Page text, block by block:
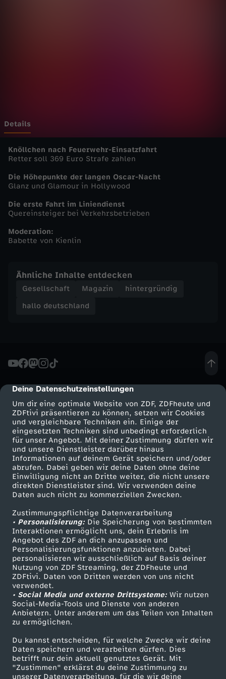
cmp-dialog-description
Deine Datenschutzeinstellungen
Um dir eine optimale Website von ZDF, ZDFheute und
ZDFtivi präsentieren zu können, setzen wir Cookies
und vergleichbare Techniken ein. Einige der
eingesetzten Techniken sind unbedingt erforderlich
für unser Angebot. Mit deiner Zustimmung dürfen wir
und unsere Dienstleister darüber hinaus
Informationen auf deinem Gerät speichern und/oder
abrufen. Dabei geben wir deine Daten ohne deine
Einwilligung nicht an Dritte weiter, die nicht unsere
direkten Dienstleister sind. Wir verwenden deine
Daten auch nicht zu kommerziellen Zwecken.
Zustimmungspflichtige Datenverarbeitung
• Personalisierung:Die Speicherung von bestimmten
Interaktionen ermöglicht uns, dein Erlebnis im
Angebot des ZDF an dich anzupassen und
Personalisierungsfunktionen anzubieten. Dabei
personalisieren wir ausschließlich auf Basis deiner
Nutzung von ZDF Streaming, der ZDFheute und
ZDFtivi. Daten von Dritten werden von uns nicht
verwendet.
• Social Media und externe Drittsysteme:Wir nutzen
Social-Media-Tools und Dienste von anderen
Anbietern. Unter anderem um das Teilen von Inhalten
zu ermöglichen.
Du kannst entscheiden, für welche Zwecke wir deine
Daten speichern und verarbeiten dürfen. Dies
betrifft nur dein aktuell genutztes Gerät. Mit
"Zustimmen" erklärst du deine Zustimmung zu
unserer Datenverarbeitung, für die wir deine
l
a
n
d
h
a
l
d
e
u
t
s
c
h
l
a
n
d
v
o
Details
Knöllchen nach Feuerwehr-Einsatzfahrt
Retter soll 369 Euro Strafe zahlen
Die Höhepunkte der langen Oscar-Nacht
Glanz und Glamour in Hollywood
Die erste Fahrt im Liniendienst
Quereinsteiger bei Verkehrsbetrieben
Moderation:
Babette von Kienlin
Ähnliche Inhalte entdecken
Gesellschaft Magazin
hintergründig
hallo deutschland
Mehr ZDF
ZDF-Apps
Smart TV
ZDFtext
Livestreams
Sendungen A-Z
TV-Programm
Service
ZDFmitreden
Kontakt zum ZDF
Tickets
Zuschauerservice
Hilfe
ZDF Unternehmen
Karriere
ZDF goes Schule
Werbefernsehen